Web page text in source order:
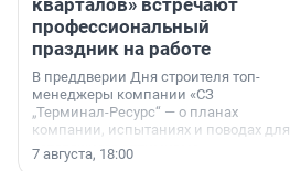
кварталов» встречают
профессиональный
праздник на работе
В преддверии Дня строителя топ-
менеджеры компании «СЗ
„Терминал-Ресурс“ — о планах
компании, испытаниях и поводах для
осторожного оптимизма.
7 августа, 18:00